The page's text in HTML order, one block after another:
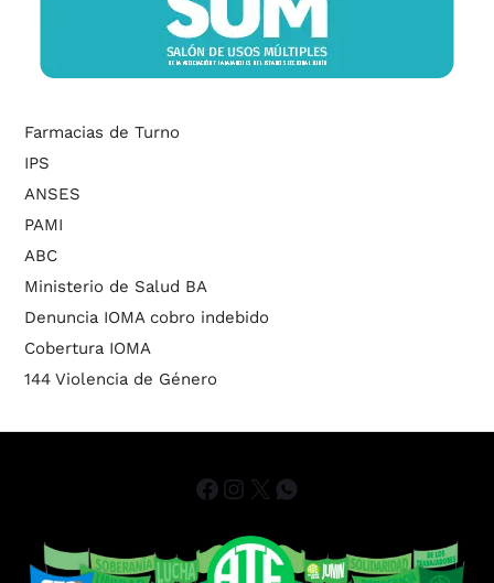
Farmacias de Turno
IPS
ANSES
PAMI
ABC
Ministerio de Salud BA
Denuncia IOMA cobro indebido
Cobertura IOMA
144 Violencia de Género